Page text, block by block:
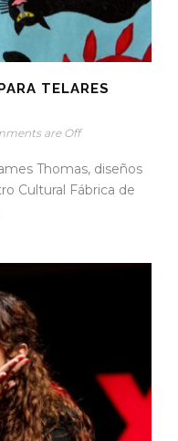
TELARES
are Off
Thomas, diseños
Cultural Fábrica de